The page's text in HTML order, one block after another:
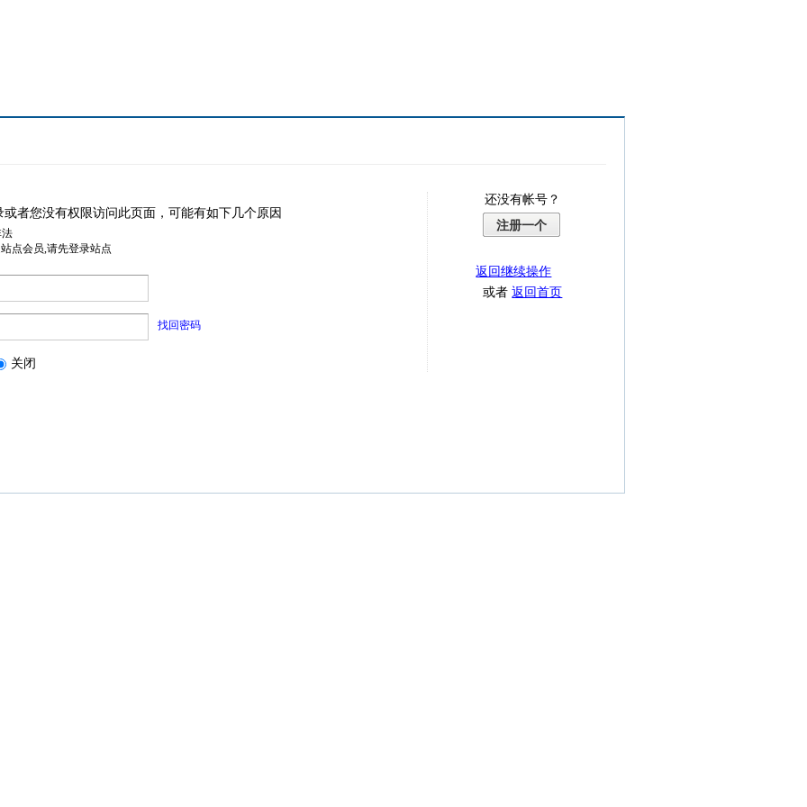
或者您没有权限访问此页面，可能有如下几个原因
点会员,请先登录站点
找回密码
关闭
还没有帐号？
注册一个
返回继续操作
或者返回首页